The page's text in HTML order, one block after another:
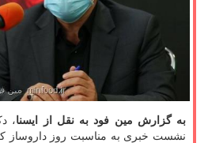
به گزارش مین فود به نقل از ایسنا،
نشست خبری به مناسبت روز داروساز